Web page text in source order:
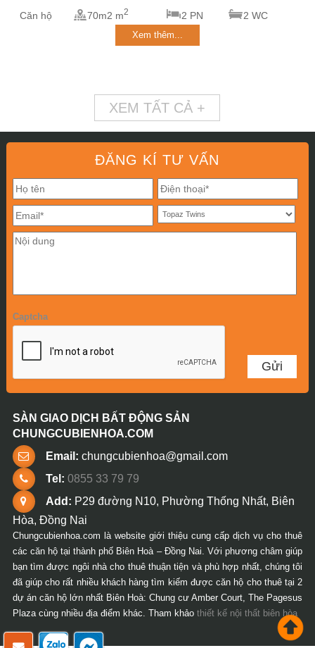
Căn hộ 70m2 m2 2 PN 2 WC
Xem thêm...
XEM TẤT CẢ +
ĐĂNG KÍ TƯ VẤN
Captcha
SÀN GIAO DỊCH BẤT ĐỘNG SẢN
CHUNGCUBIENHOA.COM
Email: chungcubienhoa@gmail.com
Tel: 0855 33 79 79
Add: P29 đường N10, Phường Thống Nhất, Biên
Hòa, Đồng Nai
Chungcubienhoa.com là website giới thiệu cung cấp dịch vụ cho thuê
các căn hộ tại thành phố Biên Hoà – Đồng Nai. Với phương châm giúp
bạn tìm được ngôi nhà cho thuê thuận tiện và phù hợp nhất, chúng tôi
đã giúp cho rất nhiều khách hàng tìm kiếm được căn hộ cho thuê tại 2
dự án căn hộ lớn nhất Biên Hoà: Chung cư Amber Court, The Pagesus
Plaza cùng nhiều địa điểm khác. Tham khảo thiết kế nội thất biên hòa